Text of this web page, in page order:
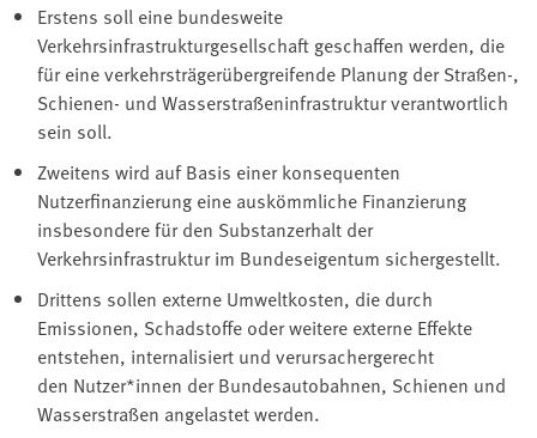
Erstens soll eine bundesweite
Verkehrsinfrastrukturgesellschaft geschaffen werden, die
für eine verkehrsträgerübergreifende Planung der Straßen-,
Schienen- und Wasserstraßeninfrastruktur verantwortlich
sein soll.
Zweitens wird auf Basis einer konsequenten
Nutzerfinanzierung eine auskömmliche Finanzierung
insbesondere für den Substanzerhalt der
Verkehrsinfrastruktur im Bundeseigentum sichergestellt.
Drittens sollen externe Umweltkosten, die durch
Emissionen, Schadstoffe oder weitere externe Effekte
entstehen, internalisiert und verursachergerecht
den Nutzer*innen der Bundesautobahnen, Schienen und
Wasserstraßen angelastet werden.